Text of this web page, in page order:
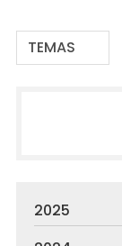
TEMAS
2025